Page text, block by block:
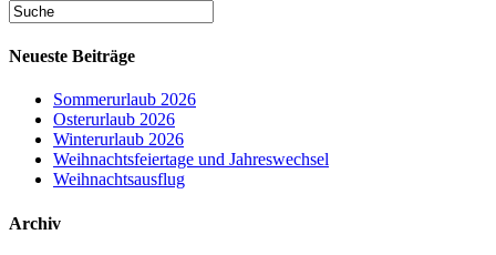
Neueste Beiträge
Sommerurlaub 2026
Osterurlaub 2026
Winterurlaub 2026
Weihnachtsfeiertage und Jahreswechsel
Weihnachtsausflug
Archiv